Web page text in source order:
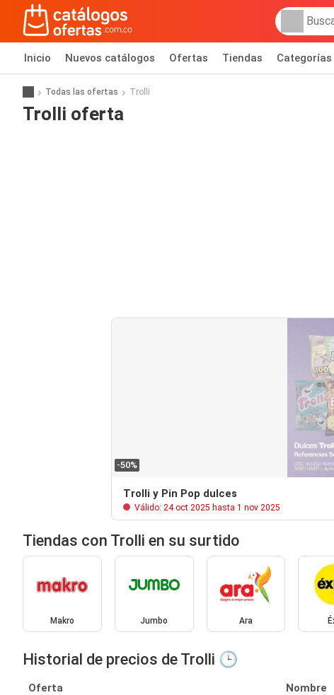
Inicio Nuevos catálogos Ofertas Tiendas Categorías
Todas las ofertas Trolli
Trolli oferta
-50%
Trolli y Pin Pop dulces
Válido: 24 oct 2025 hasta 1 nov 2025
Tiendas con Trolli en su surtido
Makro Jumbo Ara
Historial de precios de Trolli 🕒
Oferta Nombre